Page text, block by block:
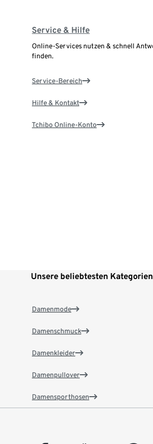
Service & Hilfe
Online-Services nutzen & schnell
finden.
Service-Bereich
Hilfe & Kontakt
Tchibo Online-Konto
Unsere beliebtesten Kategorien
Damenmode
Damenschmuck
Damenkleider
Damenpullover
Damensporthosen